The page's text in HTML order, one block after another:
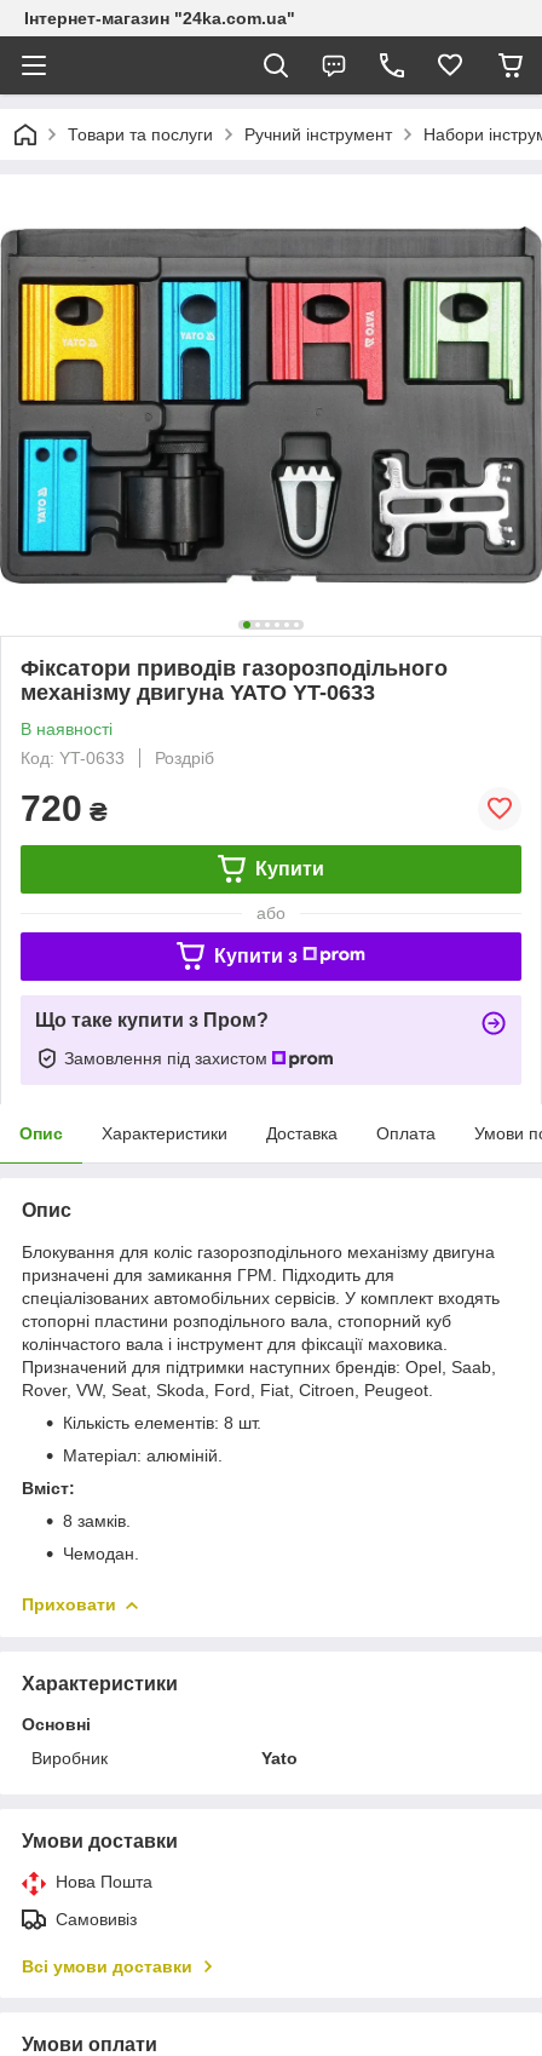
Інтернет-магазин "24ka.com.ua"
Товари та послуги Ручний інструмент Набори
Фіксатори приводів газорозподільного
механізму двигуна YATO YT-0633
В наявності
Код: YT-0633
Роздріб
720 ₴
Купити
або
Купити з
Що таке купити з Пром?
Замовлення під захистом
Опис Характеристики Доставка Оплата Умови
Опис
Блокування для коліс газорозподільного механізму двигуна
призначені для замикання ГРМ. Підходить для
спеціалізованих автомобільних сервісів. У комплект входять
стопорні пластини розподільного вала, стопорний куб
колінчастого вала і інструмент для фіксації маховика.
Призначений для підтримки наступних брендів: Opel, Saab,
Rover, VW, Seat, Skoda, Ford, Fiat, Citroen, Peugeot.
Кількість елементів: 8 шт.
Матеріал: алюміній.
Вміст:
8 замків.
Чемодан.
Приховати
Характеристики
Основні
Виробник
Yato
Умови доставки
Нова Пошта
Самовивіз
Всі умови доставки
Умови оплати